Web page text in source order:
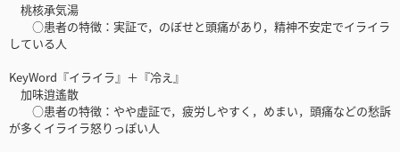
桃核承気湯
○患者の特徴：実証で，のぼせと頭痛があり，精神不安定でイライラ
している人
KeyWord『イライラ』＋『冷え』
加味逍遙散
○患者の特徴：やや虚証で，疲労しやすく，めまい，頭痛などの愁訴
が多くイライラ怒りっぽい人